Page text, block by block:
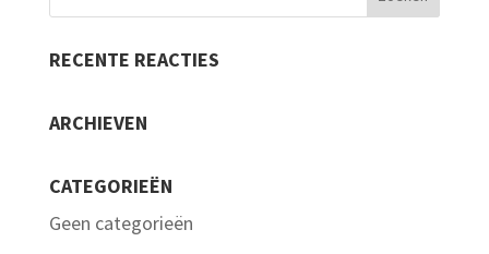
RECENTE REACTIES
ARCHIEVEN
CATEGORIEËN
Geen categorieën